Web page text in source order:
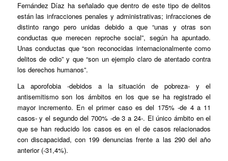
Fernández Díaz ha señalado que dentro de este tipo de delitos
están las infracciones penales y administrativas; infracciones de
distinto rango pero unidas debido a que “unas y otras son
conductas que merecen reproche social”, según ha apuntado.
Unas conductas que “son reconocidas internacionalmente como
delitos de odio” y que “son un ejemplo claro de atentado contra
los derechos humanos”.
La aporofobia -debidos a la situación de pobreza- y el
antisemitismo son los ámbitos en los que se ha registrado el
mayor incremento. En el primer caso es del 175% -de 4 a 11
casos- y el segundo del 700% -de 3 a 24-. El único ámbito en el
que se han reducido los casos es en el de casos relacionados
con discapacidad, con 199 denuncias frente a las 290 del año
anterior (-31,4%).